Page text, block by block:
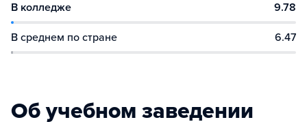
В колледже 9.78
В среднем по стране 6.47
Об учебном заведении